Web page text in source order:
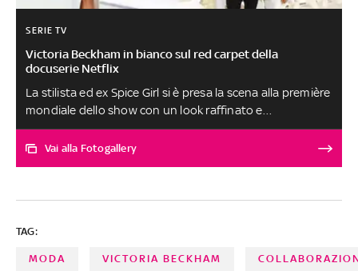
SERIE TV
Victoria Beckham in bianco sul red carpet della
docuserie Netflix
La stilista ed ex Spice Girl si è presa la scena alla première
mondiale dello show con un look raffinato e
monocromo, naturalmente disegnato da lei. Al
photocall, il marito David, i figli (tutti tranne Brooklyn)
dress code era bianco e nero, il massimo in fatto di
Vai alla Fotogallery
TAG:
MODA VICTORIA BECKHAM